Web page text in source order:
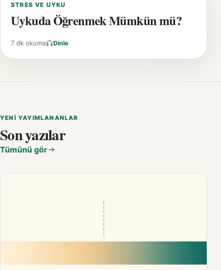
STRES VE UYKU
Uykuda Öğrenmek Mümkün mü?
7 dk okuma Dinle
YENI YAYIMLANANLAR
Son yazılar
Tümünü gör